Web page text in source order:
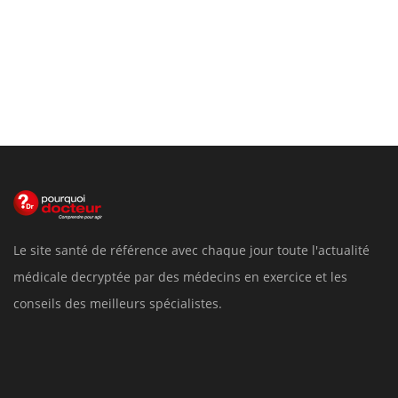
Le site santé de référence avec chaque jour toute l'actualité
médicale decryptée par des médecins en exercice et les
conseils des meilleurs spécialistes.